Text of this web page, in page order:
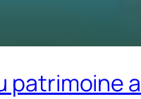
patrimoine